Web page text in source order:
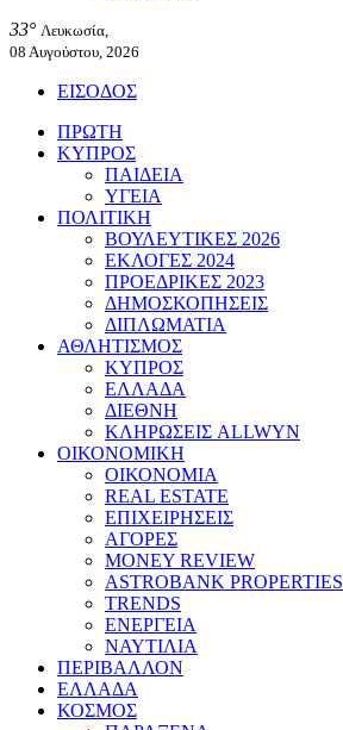
33° Λευκωσία,
08 Αυγούστου, 2026
ΕΙΣΟΔΟΣ
ΠΡΩΤΗ
ΚΥΠΡΟΣ
ΠΑΙΔΕΙΑ
ΥΓΕΙΑ
ΠΟΛΙΤΙΚΗ
ΒΟΥΛΕΥΤΙΚΕΣ 2026
ΕΚΛΟΓΕΣ 2024
ΠΡΟΕΔΡΙΚΕΣ 2023
ΔΗΜΟΣΚΟΠΗΣΕΙΣ
ΔΙΠΛΩΜΑΤΙΑ
ΑΘΛΗΤΙΣΜΟΣ
ΚΥΠΡΟΣ
ΕΛΛΑΔΑ
ΔΙΕΘΝΗ
ΚΛΗΡΩΣΕΙΣ ALLWYN
ΟΙΚΟΝΟΜΙΚΗ
ΟΙΚΟΝΟΜΙΑ
REAL ESTATE
ΕΠΙΧΕΙΡΗΣΕΙΣ
ΑΓΟΡΕΣ
MONEY REVIEW
ASTROBANK PROPERTIES
TRENDS
ΕΝΕΡΓΕΙΑ
ΝΑΥΤΙΛΙΑ
ΠΕΡΙΒΑΛΛΟΝ
ΕΛΛΑΔΑ
ΚΟΣΜΟΣ